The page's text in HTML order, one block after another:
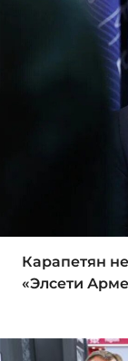
Карапетян
«Элсети